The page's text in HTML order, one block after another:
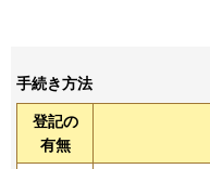
手続き方法
登記の
有無